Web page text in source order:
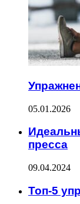
05.01.2026
пресса
09.04.2024
Топ-5